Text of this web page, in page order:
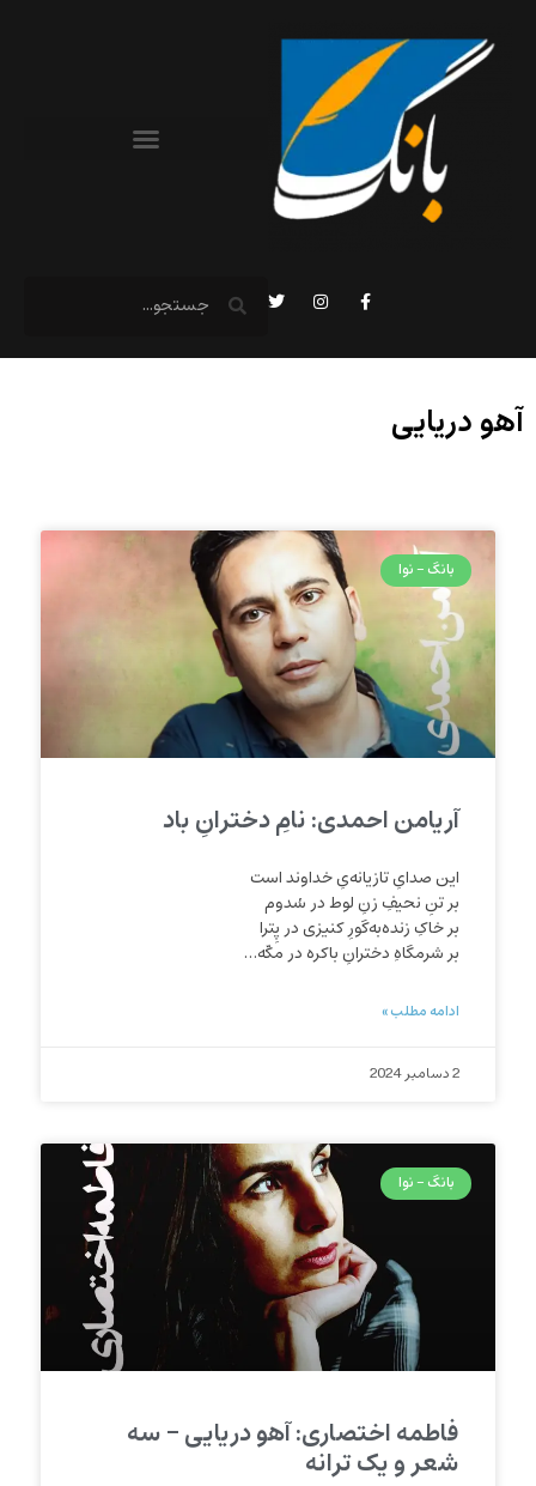
آهو دریایی
بانگ - نوا
آریامن احمدی: نامِ دخترانِ باد
این صدایِ تازیانه‌یِ خداوند است
بر تنِ نحیفِ زنِ لوط در سُدوم
بر خاکِ زنده‌به‌گورِ کنیزی در پِترا
بر شرمگاهِ دخترانِ باکره‌ در مکّه…
ادامه مطلب »
2 دسامبر 2024
بانگ - نوا
فاطمه اختصاری: آهو دریایی – سه
شعر و یک ترانه